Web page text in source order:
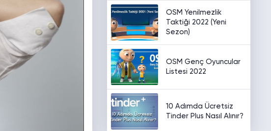
OSM Yenilmezlik
Taktiği 2022 (Yeni
Sezon)
OSM Genç Oyuncular
Listesi 2022
10 Adımda Ücretsiz
Tinder Plus Nasıl Alınır?